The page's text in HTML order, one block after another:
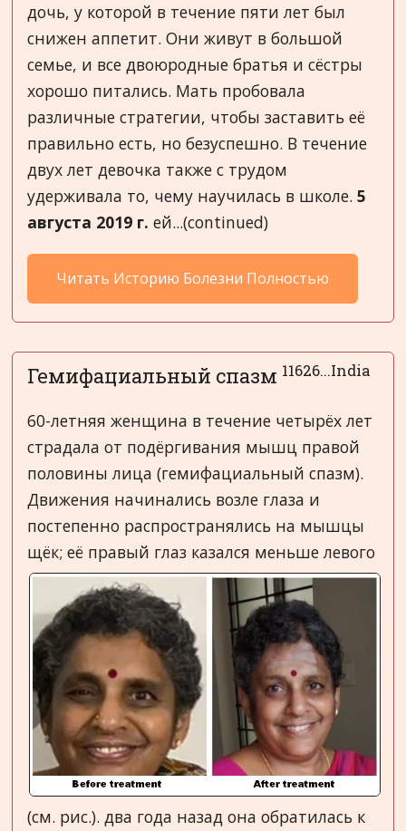
дочь, у которой в течение пяти лет был
снижен аппетит. Они живут в большой
семье, и все двоюродные братья и сёстры
хорошо питались. Мать пробовала
различные стратегии, чтобы заставить её
правильно есть, но безуспешно. В течение
двух лет девочка также с трудом
удерживала то, чему научилась в школе.5
августа 2019 г.ей...(continued)
Читать Историю Болезни Полностью
Гемифациальный спазм 11626...India
60-летняя женщина в течение четырёх лет
страдала от подёргивания мышц правой
половины лица (гемифациальный спазм).
Движения начинались возле глаза и
постепенно распространялись на мышцы
щёк; её правый глаз казался меньше левого
(см. рис.). два года назад она обратилась к